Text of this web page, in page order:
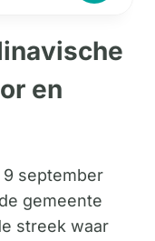
en
september
gemeente
streek waar